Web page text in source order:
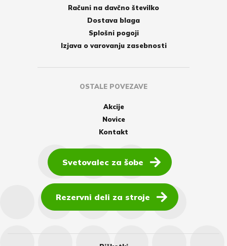
Računi na davčno številko
Dostava blaga
Splošni pogoji
Izjava o varovanju zasebnosti
OSTALE POVEZAVE
Akcije
Novice
Kontakt
Svetovalec za šobe
Rezervni deli za stroje